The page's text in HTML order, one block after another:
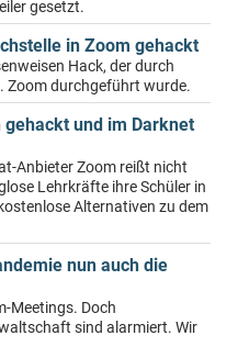
gesetzt.
in Zoom gehackt
Hack, der durch
Zoom durchgeführt wurde.
und im Darknet
Anbieter Zoom reißt nicht
Lehrkräfte ihre Schüler in
Alternativen zu dem
nun auch die
Meetings. Doch
sind alarmiert. Wir